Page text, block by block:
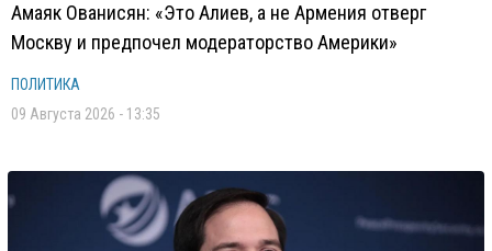
Амаяк Ованисян: «Это Алиев, а не Армения отверг
Москву и предпочел модераторство Америки»
ПОЛИТИКА
09 Августа 2026 - 13:35